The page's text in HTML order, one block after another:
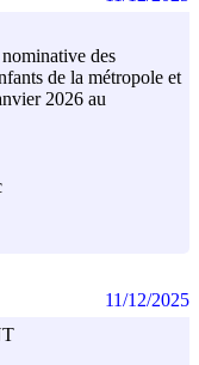
des
de la métropole et
2026 au
11/12/2025